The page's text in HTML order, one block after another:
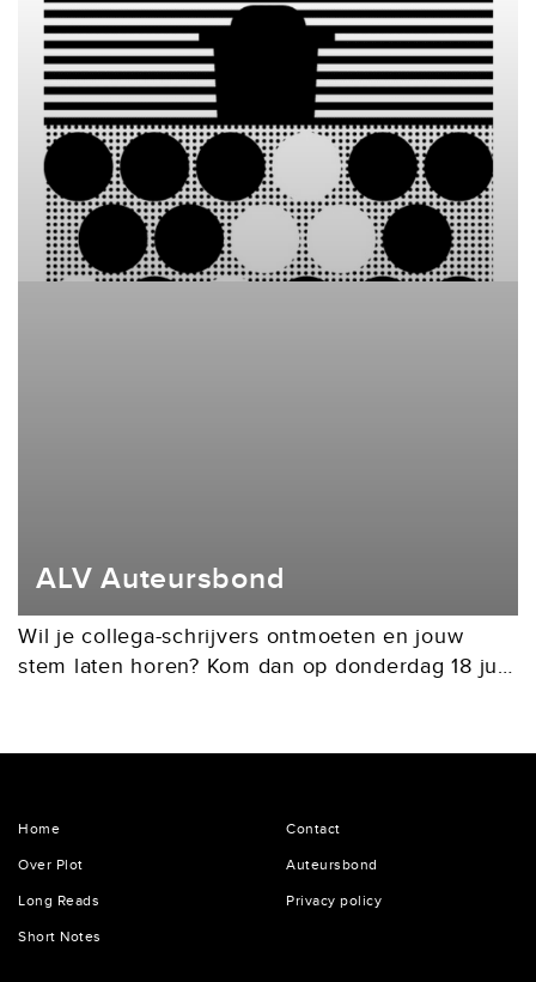
ALV Auteursbond
Wil je collega-schrijvers ontmoeten en jouw
stem laten horen? Kom dan op donderdag 18 juni
We beginnen om...
Home
Over Plot
Long Reads
Short Notes
Contact
Auteursbond
Privacy policy